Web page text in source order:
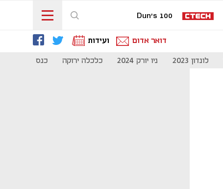
Dun's 100
דואר אדום ועידות
לונדון 2023 ניו יורק 2024 כלכלה ירוקה כנס מיליון